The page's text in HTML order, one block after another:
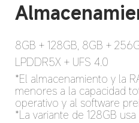
8GB + 128GB, 8GB +
LPDDR5X + UFS 4.0
*El almacenamiento y la
menores a la capacidad
operativo y al software
*La variante de 128GB usa